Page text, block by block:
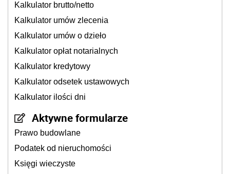
Kalkulator brutto/netto
Kalkulator umów zlecenia
Kalkulator umów o dzieło
Kalkulator opłat notarialnych
Kalkulator kredytowy
Kalkulator odsetek ustawowych
Kalkulator ilości dni
Aktywne formularze
Prawo budowlane
Podatek od nieruchomości
Księgi wieczyste